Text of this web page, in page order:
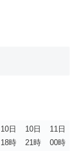
10日
18時
10日
21時
11日
00時